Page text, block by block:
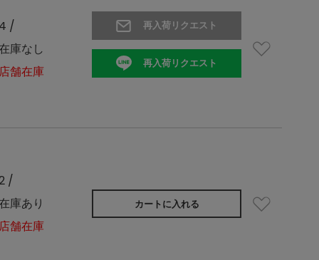
/
庫なし
舗在庫
再入荷リクエスト
再入荷リクエスト
/
庫あり
舗在庫
カートに入れる